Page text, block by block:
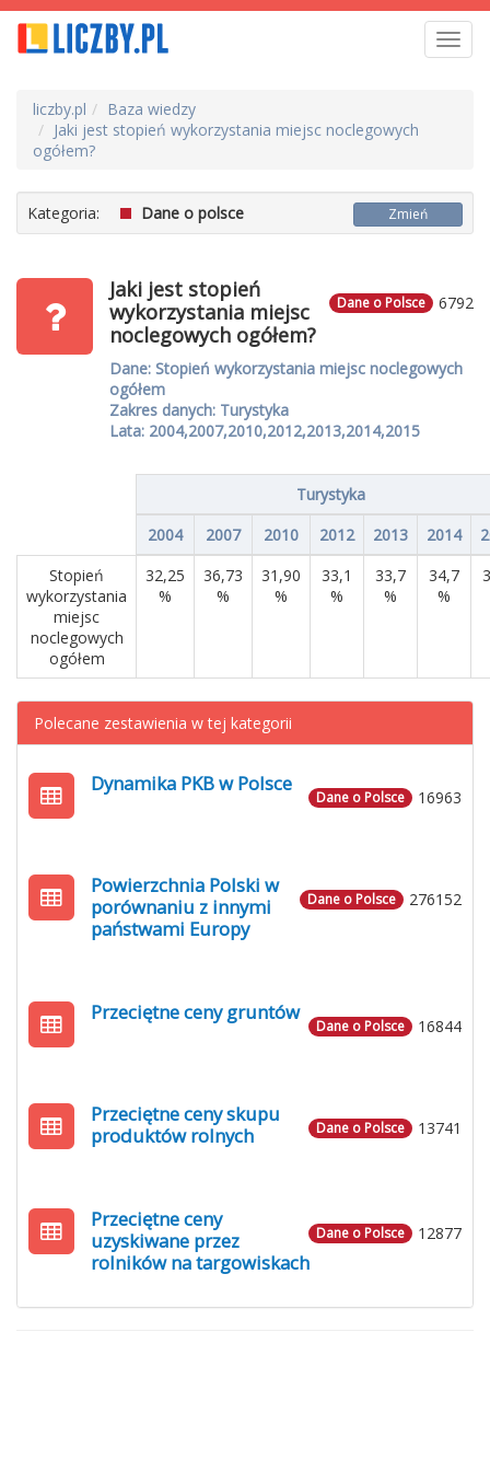
liczby.pl
Baza wiedzy
Jaki jest stopień wykorzystania miejsc noclegowych
ogółem?
Kategoria: Dane o polsce Zmień
6792
Dane o Polsce
Jaki jest stopień
wykorzystania miejsc
noclegowych ogółem?
Dane: Stopień wykorzystania miejsc noclegowych
ogółem
Zakres danych: Turystyka
Lata: 2004,2007,2010,2012,2013,2014,2015
Turystyka
2004
2007 2010 2012 2013 2014
Stopień
wykorzystania
miejsc
noclegowych
ogółem
32,25
%
36,73
%
31,90
%
33,1
%
33,7
%
34,7
%
Polecane zestawienia w tej kategorii
16963
Dane o Polsce
Dynamika PKB w Polsce
276152
Dane o Polsce
Powierzchnia Polski w
porównaniu z innymi
państwami Europy
16844
Dane o Polsce
Przeciętne ceny gruntów
13741
Dane o Polsce
Przeciętne ceny skupu
produktów rolnych
12877
Dane o Polsce
Przeciętne ceny
uzyskiwane przez
rolników na targowiskach